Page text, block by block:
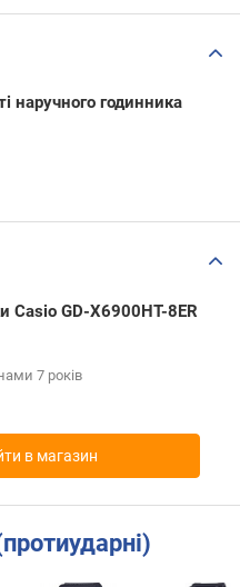
наручного годинника
Casio GD-X6900HT-8ER
7 років
в магазин